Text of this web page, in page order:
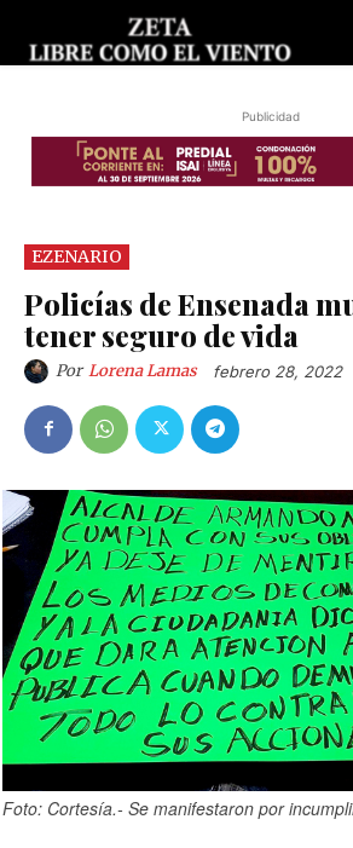
Publicidad
EZENARIO
Policías de Ensenada
tener seguro de vida
Por Lorena Lamas febrero 28, 2022
Foto: Cortesía.- Se manifestaron por